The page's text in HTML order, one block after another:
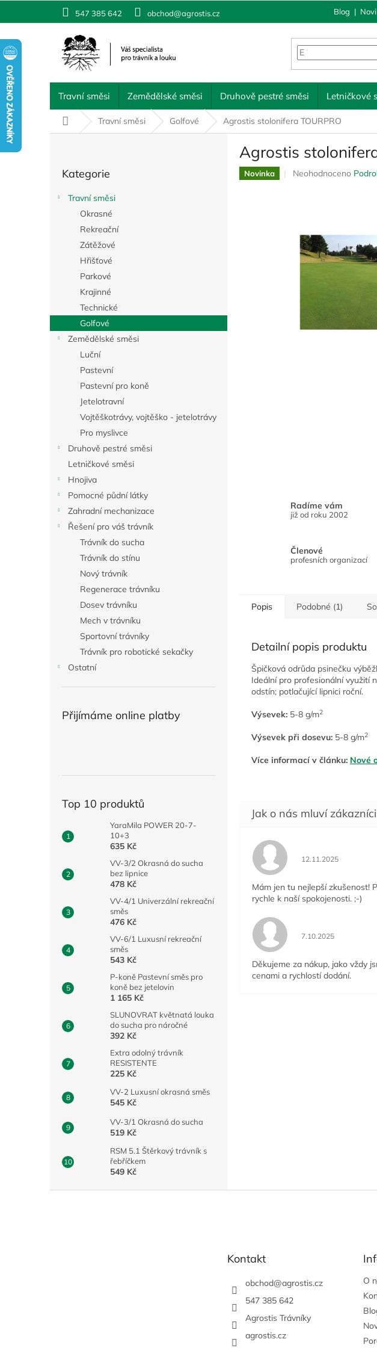
547 385 642 obchod@agrostis.cz Blog |
Travní směsi Zemědělské směsi Druhově pestré směsi Letničkové
Domů Travní směsi Golfové Agrostis stolonifera TOURPRO
l
kategorie
Kategorie
Travní směsi
Okrasné
Rekreační
Zátěžové
Hřišťové
Parkové
Krajinné
Technické
Golfové
Zemědělské směsi
Luční
Pastevní
Pastevní pro koně
Jetelotravní
Vojtěškotrávy, vojtěško - jetelotrávy
Pro myslivce
Druhově pestré směsi
Letničkové směsi
Hnojiva
Pomocné půdní látky
Zahradní mechanizace
Řešení pro váš trávník
Trávník do sucha
Trávník do stínu
Nový trávník
Regenerace trávníku
Dosev trávníku
Mech v trávníku
Sportovní trávníky
Trávník pro robotické sekačky
Ostatní
Přijímáme online platby
Top 10 produktů
YaraMila POWER 20-7-
10+3
635 Kč
VV-3/2 Okrasná do sucha
bez lipnice
478 Kč
VV-4/1 Univerzální rekreační
směs
476 Kč
VV-6/1 Luxusní rekreační
směs
543 Kč
P-koně Pastevní směs pro
koně bez jetelovin
1 165 Kč
SLUNOVRAT květnatá louka
do sucha pro náročné
392 Kč
Extra odolný trávník
RESISTENTE
225 Kč
VV-2 Luxusní okrasná směs
545 Kč
VV-3/1 Okrasná do sucha
519 Kč
RSM 5.1 Štěrkový trávník s
řebříčkem
549 Kč
Agrostis
Novinka
Průměrné
hvězdiček.
Neohodnoceno
Radíme vám
již od roku 2002
Členové
profesních organizací
Popis Podobné (1)
Detailní popis produktu
Špičková odrůda psinečku
Ideální pro profesionální využití
odstín; potlačující lipnici roční.
Výsevek: 5-8 g/m2
Výsevek při dosevu: 5-8 g/m2
Více informací v článku: Nové
Hodnocení
12.11.2025
Mám jen tu nejlepší zkušenost!
rychle k naší spokojenosti. ;-)
Hodnocení
7.10.2025
Děkujeme za nákup, jako vždy
cenami a rychlostí dodání.
Kontakt
obchod@agrostis.cz
547 385 642
Agrostis Trávníky
agrostis.cz
O